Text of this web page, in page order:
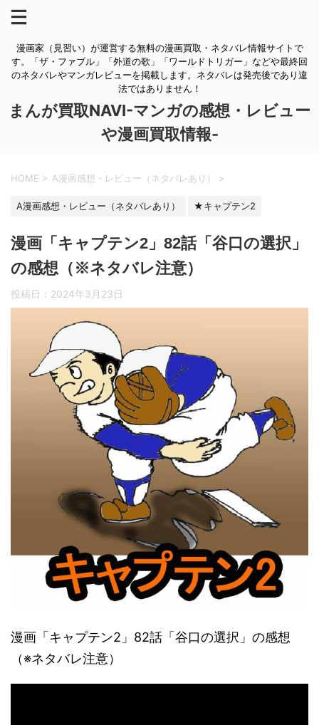
漫画家（見習い）が運営する無料の漫画買取・ネタバレ情報サイトで
す。「ザ・ファブル」「外道の歌」「ワールドトリガー」などや最終回
のネタバレやマンガレビューを掲載します。ネタバレは発売後であり違
法ではありません！
まんが買取NAVI-マンガの感想・レビュー
や漫画買取情報-
HOME > A漫画感想・レビュー（ネタバレあり） >
A漫画感想・レビュー（ネタバレあり） ★キャプテン2
漫画「キャプテン2」82話「谷口の選択」
の感想（※ネタバレ注意）
投稿日： 2024年3月23日
漫画「キャプテン2」82話「谷口の選択」の感想
（※ネタバレ注意）